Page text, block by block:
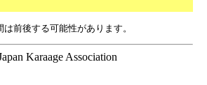
は前後する可能性があります。
Karaage Association